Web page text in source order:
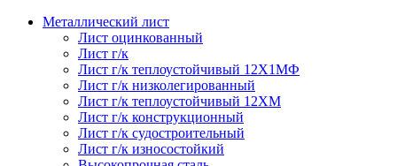
Металлический лист
Лист оцинкованный
Лист г/к
Лист г/к теплоустойчивый 12Х1МФ
Лист г/к низколегированный
Лист г/к теплоустойчивый 12ХМ
Лист г/к конструкционный
Лист г/к судостроительный
Лист г/к износостойкий